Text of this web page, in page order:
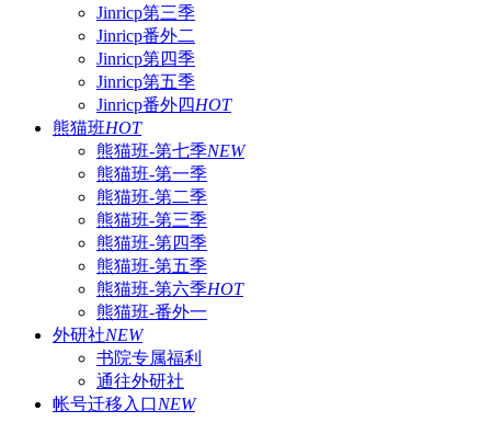
Jinricp第三季
Jinricp番外二
Jinricp第四季
Jinricp第五季
Jinricp番外四HOT
熊猫班HOT
熊猫班-第七季NEW
熊猫班-第一季
熊猫班-第二季
熊猫班-第三季
熊猫班-第四季
熊猫班-第五季
熊猫班-第六季HOT
熊猫班-番外一
外研社NEW
书院专属福利
通往外研社
帐号迁移入口NEW